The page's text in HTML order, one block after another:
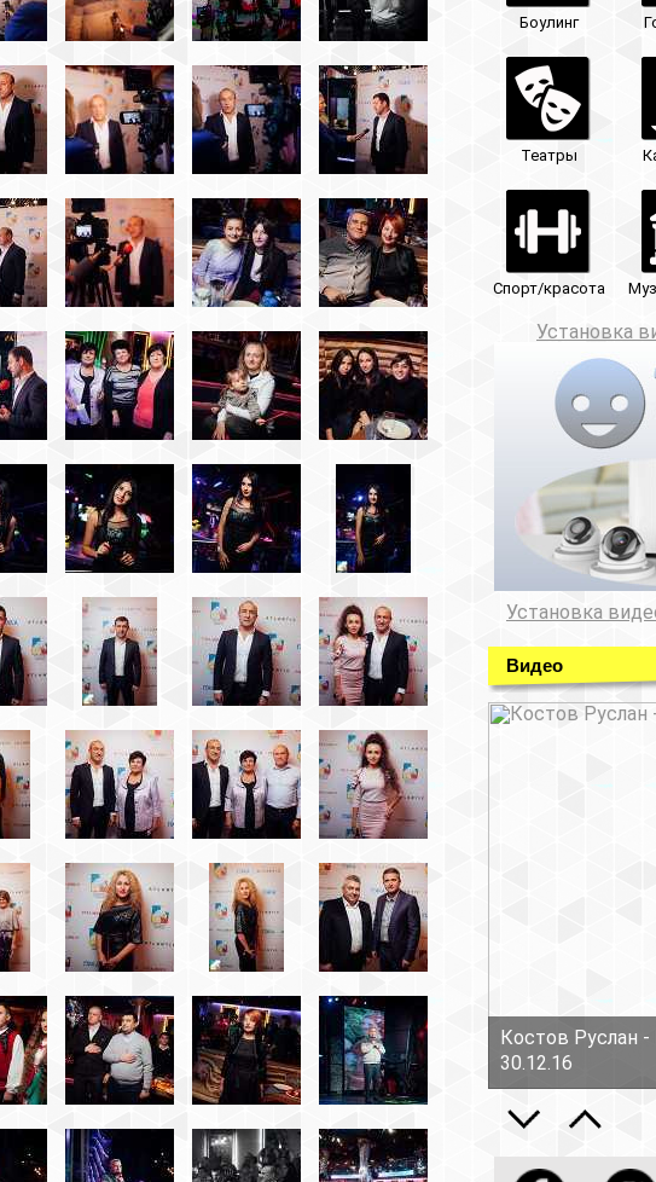
Боулинг Бильярд
Театры Кинотеатры
Спорт/красота Музеи/Галереи ТРК/ТЦ
Установка видеонаблюдения
Установка видеонаблюдения Одесса
Видео
Костов Руслан - Боль!
30.12.16
Все видеоотчеты